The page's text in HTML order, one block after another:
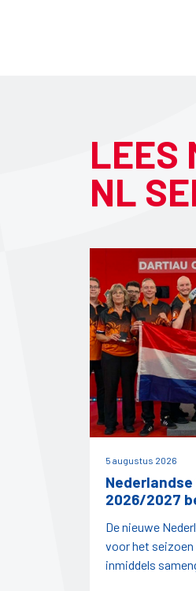
LEES
NL
5 augustus 2026
2026/2027
De nieuwe
voor het
inmiddels